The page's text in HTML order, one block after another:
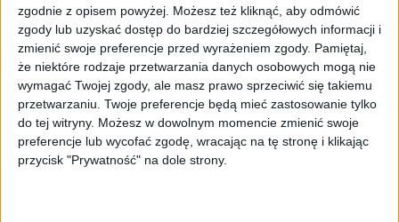
zgodnie z opisem powyżej. Możesz też kliknąć, aby odmówić
zgody lub uzyskać dostęp do bardziej szczegółowych informacji i
zmienić swoje preferencje przed wyrażeniem zgody. Pamiętaj,
że niektóre rodzaje przetwarzania danych osobowych mogą nie
wymagać Twojej zgody, ale masz prawo sprzeciwić się takiemu
przetwarzaniu. Twoje preferencje będą mieć zastosowanie tylko
do tej witryny. Możesz w dowolnym momencie zmienić swoje
preferencje lub wycofać zgodę, wracając na tę stronę i klikając
przycisk "Prywatność" na dole strony.
#koronawirus 15 września 2021
Koronawirus Region
Zdrowie
Sortuj:
Kategoria:
TOPKoronawirus · 15 wrz 2021